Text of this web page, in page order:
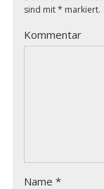
sind mit* markiert.
Kommentar
Name*